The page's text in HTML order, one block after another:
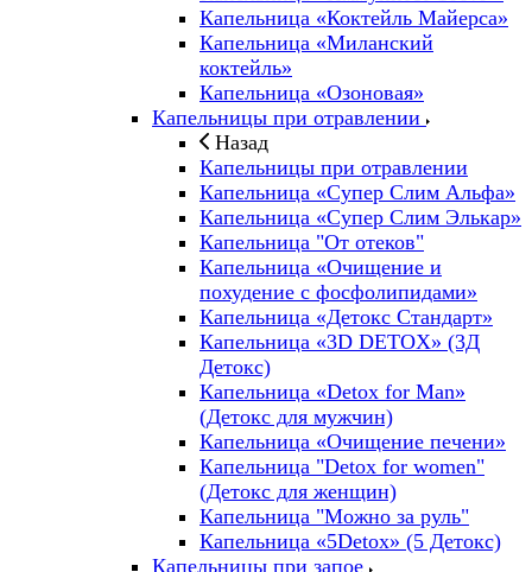
Капельница «Коктейль Майерса»
Капельница «Миланский
коктейль»
Капельница «Озоновая»
Капельницы при отравлении
Назад
Капельницы при отравлении
Капельница «Супер Слим Альфа»
Капельница «Супер Слим Элькар»
Капельница "От отеков"
Капельница «Очищение и
похудение с фосфолипидами»
Капельница «Детокс Стандарт»
Капельница «3D DETOX» (3Д
Детокс)
Капельница «Detox for Man»
(Детокс для мужчин)
Капельница «Очищение печени»
Капельница "Detox for women"
(Детокс для женщин)
Капельница "Можно за руль"
Капельница «5Detox» (5 Детокс)
Капельницы при запое